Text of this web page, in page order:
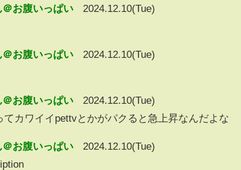
お腹いっぱい
2024.12.10(Tue)
お腹いっぱい
2024.12.10(Tue)
お腹いっぱい
2024.12.10(Tue)
てカワイイpettvとかがパクると急上昇なんだよな
お腹いっぱい
2024.12.10(Tue)